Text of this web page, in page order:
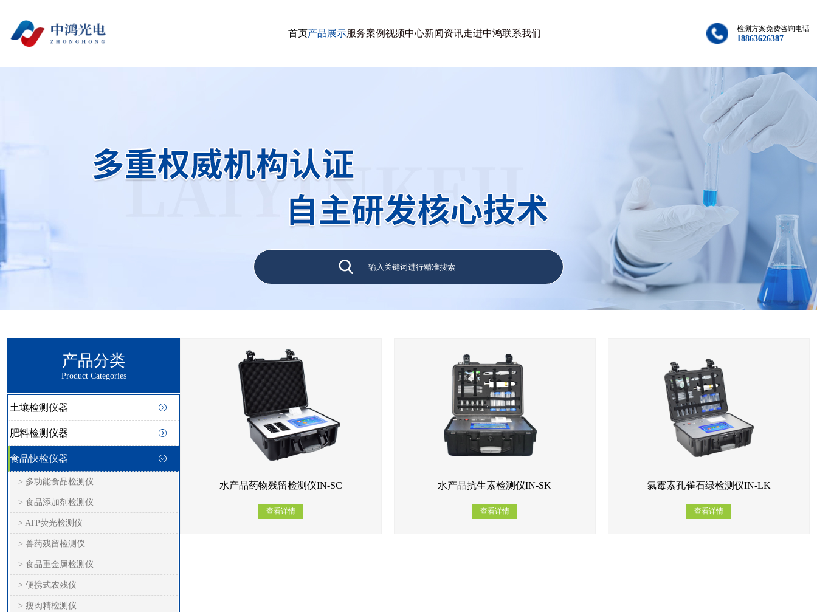
首页产品展示服务案例视频中心新闻资讯走进中鸿联系我们 检测方案免费咨询电话
18863626387
产品分类
Product Categories
土壤检测仪器
肥料检测仪器
食品快检仪器
> 多功能食品检测仪
> 食品添加剂检测仪
> ATP荧光检测仪
> 兽药残留检测仪
> 食品重金属检测仪
> 便携式农残仪
> 瘦肉精检测仪
水产品药物残留检测仪IN-SC
查看详情
水产品抗生素检测仪IN-SK
查看详情
氯霉素孔雀石绿检测仪IN-LK
查看详情